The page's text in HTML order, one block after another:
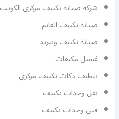
شركة صيانة تكييف مركزي الكويت
صيانة تكييف الغانم
صيانة تكييف وتبريد
غسيل مكيفات
تنظيف دكات تكييف مركزي
نقل وحدات تكييف
فني وحدات تكييف